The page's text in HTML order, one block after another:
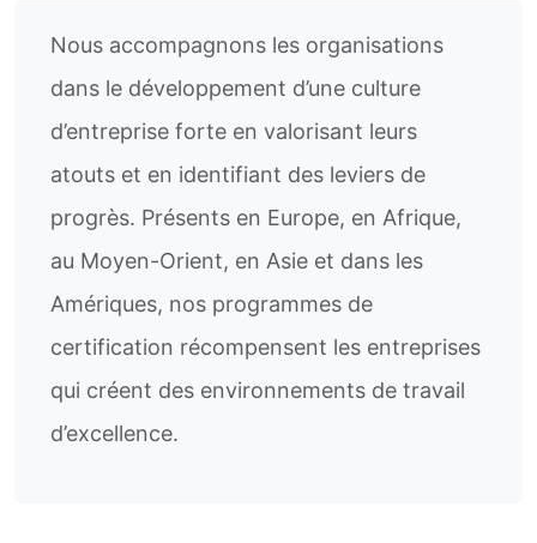
Nous accompagnons les organisations
dans le développement d’une culture
d’entreprise forte en valorisant leurs
atouts et en identifiant des leviers de
progrès. Présents en Europe, en Afrique,
au Moyen-Orient, en Asie et dans les
Amériques, nos programmes de
certification récompensent les entreprises
qui créent des environnements de travail
d’excellence.